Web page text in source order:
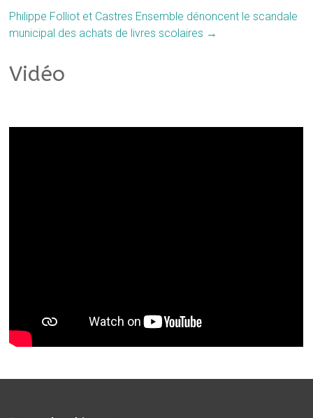
Philippe Folliot et Castres Ensemble dénoncent le scandale
municipal des achats de livres scolaires →
Vidéo